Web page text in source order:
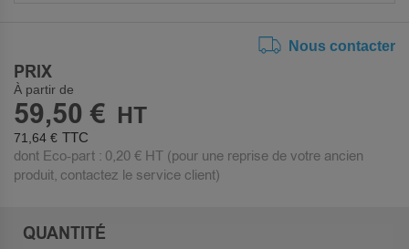
Nous contacter
PRIX
À partir de
59,50 €
71,64 €
dont Eco-part : 0,20 € HT (pour une reprise de votre ancien
produit, contactez le service client)
QUANTITÉ